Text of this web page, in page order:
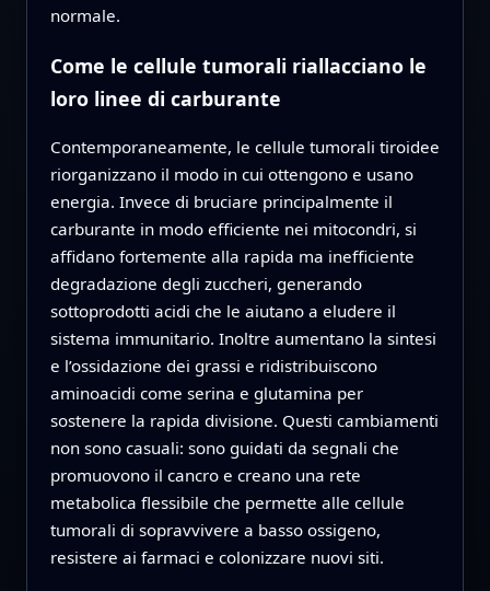
normale.
Come le cellule tumorali riallacciano le
loro linee di carburante
Contemporaneamente, le cellule tumorali tiroidee
riorganizzano il modo in cui ottengono e usano
energia. Invece di bruciare principalmente il
carburante in modo efficiente nei mitocondri, si
affidano fortemente alla rapida ma inefficiente
degradazione degli zuccheri, generando
sottoprodotti acidi che le aiutano a eludere il
sistema immunitario. Inoltre aumentano la sintesi
e l’ossidazione dei grassi e ridistribuiscono
aminoacidi come serina e glutamina per
sostenere la rapida divisione. Questi cambiamenti
non sono casuali: sono guidati da segnali che
promuovono il cancro e creano una rete
metabolica flessibile che permette alle cellule
tumorali di sopravvivere a basso ossigeno,
resistere ai farmaci e colonizzare nuovi siti.